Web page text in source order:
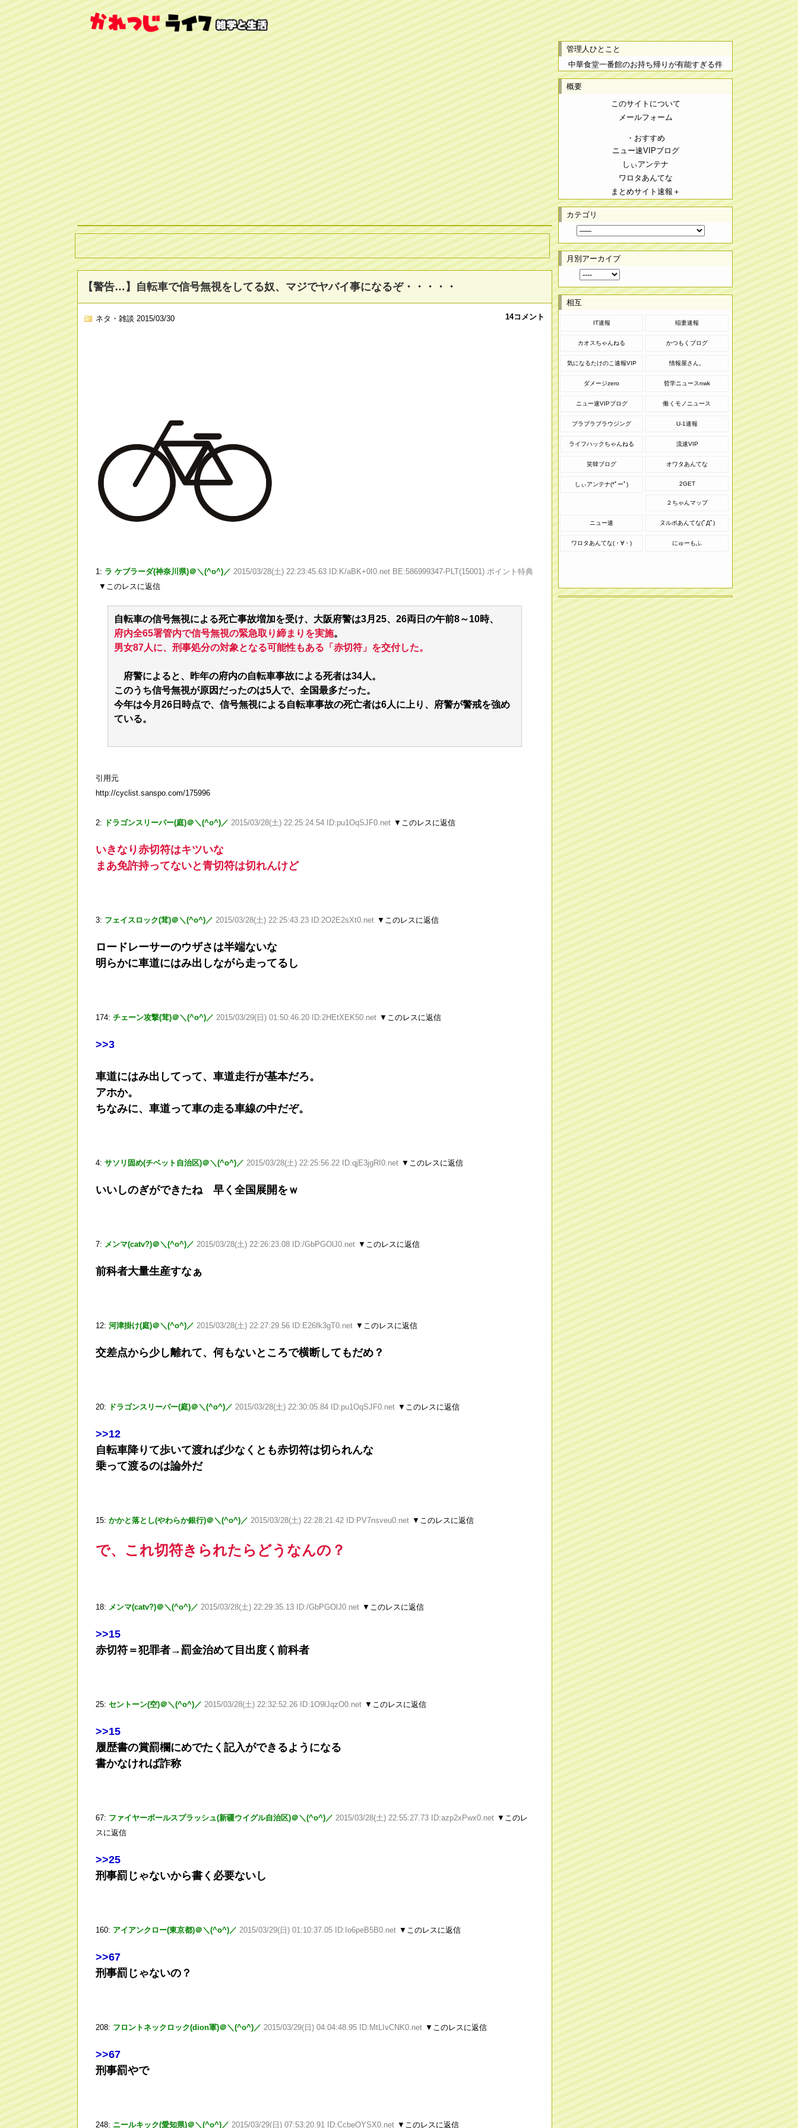
【警告…】自転車で信号無視をしてる奴、マジでヤバイ事になるぞ・・・・・
ネタ・雑談 2015/03/30 14コメント
1: ラ ケブラーダ(神奈川県)＠＼(^o^)／ 2015/03/28(土) 22:23:45.63 ID:K/aBK+0I0.net BE:586999347-PLT(15001) ポイント特典
▼このレスに返信
自転車の信号無視による死亡事故増加を受け、大阪府警は3月25、26両日の午前8～10時、
府内全65署管内で信号無視の緊急取り締まりを実施。
男女87人に、刑事処分の対象となる可能性もある「赤切符」を交付した。
府警によると、昨年の府内の自転車事故による死者は34人。
このうち信号無視が原因だったのは5人で、全国最多だった。
今年は今月26日時点で、信号無視による自転車事故の死亡者は6人に上り、府警が警戒を強め
ている。
引用元
http://cyclist.sanspo.com/175996
2: ドラゴンスリーパー(庭)＠＼(^o^)／ 2015/03/28(土) 22:25:24.54 ID:pu1OqSJF0.net ▼このレスに返信
いきなり赤切符はキツいな
まあ免許持ってないと青切符は切れんけど
3: フェイスロック(茸)＠＼(^o^)／ 2015/03/28(土) 22:25:43.23 ID:2O2E2sXt0.net ▼このレスに返信
ロードレーサーのウザさは半端ないな
明らかに車道にはみ出しながら走ってるし
174: チェーン攻撃(茸)＠＼(^o^)／ 2015/03/29(日) 01:50:46.20 ID:2HEtXEK50.net ▼このレスに返信
>>3
車道にはみ出してって、車道走行が基本だろ。
アホか。
ちなみに、車道って車の走る車線の中だぞ。
4: サソリ固め(チベット自治区)＠＼(^o^)／ 2015/03/28(土) 22:25:56.22 ID:qjE3jgRI0.net ▼このレスに返信
いいしのぎができたね 早く全国展開をｗ
7: メンマ(catv?)＠＼(^o^)／ 2015/03/28(土) 22:26:23.08 ID:/GbPGOlJ0.net ▼このレスに返信
前科者大量生産すなぁ
12: 河津掛け(庭)＠＼(^o^)／ 2015/03/28(土) 22:27:29.56 ID:E26fk3gT0.net ▼このレスに返信
交差点から少し離れて、何もないところで横断してもだめ？
20: ドラゴンスリーパー(庭)＠＼(^o^)／ 2015/03/28(土) 22:30:05.84 ID:pu1OqSJF0.net ▼このレスに返信
>>12
自転車降りて歩いて渡れば少なくとも赤切符は切られんな
乗って渡るのは論外だ
15: かかと落とし(やわらか銀行)＠＼(^o^)／ 2015/03/28(土) 22:28:21.42 ID:PV7nsveu0.net ▼このレスに返信
で、これ切符きられたらどうなんの？
18: メンマ(catv?)＠＼(^o^)／ 2015/03/28(土) 22:29:35.13 ID:/GbPGOlJ0.net ▼このレスに返信
>>15
赤切符＝犯罪者→罰金治めて目出度く前科者
25: セントーン(空)＠＼(^o^)／ 2015/03/28(土) 22:32:52.26 ID:1O9lJqzO0.net ▼このレスに返信
>>15
履歴書の賞罰欄にめでたく記入ができるようになる
書かなければ詐称
67: ファイヤーボールスプラッシュ(新疆ウイグル自治区)＠＼(^o^)／ 2015/03/28(土) 22:55:27.73 ID:azp2xPwx0.net ▼このレ
スに返信
>>25
刑事罰じゃないから書く必要ないし
160: アイアンクロー(東京都)＠＼(^o^)／ 2015/03/29(日) 01:10:37.05 ID:Io6peB5B0.net ▼このレスに返信
>>67
刑事罰じゃないの？
208: フロントネックロック(dion軍)＠＼(^o^)／ 2015/03/29(日) 04:04:48.95 ID:MtLIvCNK0.net ▼このレスに返信
>>67
刑事罰やで
248: ニールキック(愛知県)＠＼(^o^)／ 2015/03/29(日) 07:53:20.91 ID:CcbeOYSX0.net ▼このレスに返信
管理人ひとこと
中華食堂一番館のお持ち帰りが有能すぎる件
概要
このサイトについて
メールフォーム
・おすすめ
ニュー速VIPブログ
しぃアンテナ
ワロタあんてな
まとめサイト速報＋
カテゴリ
月別アーカイブ
相互
IT速報 稲妻速報
カオスちゃんねる かつもくブログ
気になるたけのこ速報VIP 情報屋さん。
ダメージzero 哲学ニュースnwk
ニュー速VIPブログ 働くモノニュース
ブラブラブラウジング U-1速報
ライフハックちゃんねる 流速VIP
笑韓ブログ オワタあんてな
しぃアンテナ(*ﾟーﾟ) 2GET
２ちゃんマップ
ニュー速 ヌルポあんてな(ﾟДﾟ)
ワロタあんてな(・∀・) にゅーもふ